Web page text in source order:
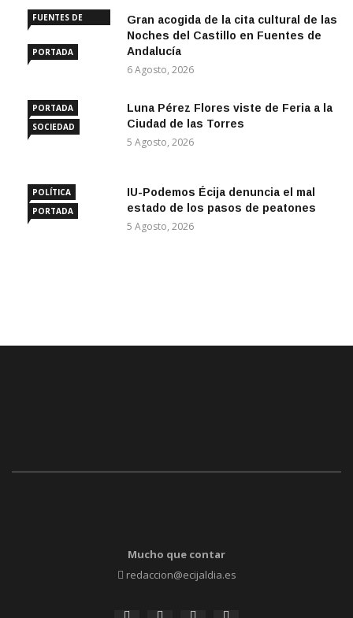
FUENTES DE
PORTADA
Gran acogida de la cita cultural de las
Noches del Castillo en Fuentes de
Andalucía
6 Agosto, 2026
PORTADA
SOCIEDAD
Luna Pérez Flores viste de Feria a la
Ciudad de las Torres
5 Agosto, 2026
POLÍTICA
PORTADA
IU-Podemos Écija denuncia el mal
estado de los pasos de peatones
5 Agosto, 2026
Mucho que contar
redaccion@ecijaldia.es